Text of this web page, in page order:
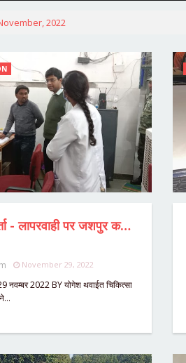
2022
ब्रेकिंग पत्रवार्ता - लापरवाही पर जशपुर कलेक्टर डॉ रवि मित्तल हुए सख्त,दो फार्मासिस्ट को तत्काल प्रभाव से किया निलंबित,उपस्थिति पंजी गायब,अब तक दर्ज नहीं हुई एफआईआर।
November 29, 2022
नवम्बर 2022 BY योगेश थवाईत चिकित्सा